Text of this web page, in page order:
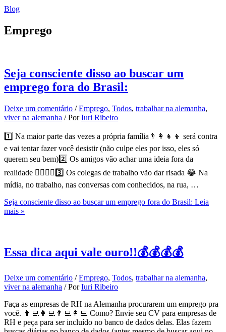
Blog
Emprego
Seja consciente disso ao buscar um
emprego fora do Brasil:
Deixe um comentário /Emprego, Todos, trabalhar na alemanha,
viver na alemanha / PorIuri Ribeiro
1️⃣ Na maior parte das vezes a própria família👨‍👩‍👧‍👦 será contra
e vai tentar fazer você desistir (não culpe eles por isso, eles só
querem seu bem)2️⃣ Os amigos vão achar uma ideia fora da
realidade 🤦‍♂️🤦‍♀️3️⃣ Os colegas de trabalho vão dar risada 😂 Na
mídia, no trabalho, nas conversas com conhecidos, na rua, …
Seja consciente disso ao buscar um emprego fora do Brasil: Leia
mais »
Essa dica aqui vale ouro!!💰💰💰💰
Deixe um comentário /Emprego, Todos, trabalhar na alemanha,
viver na alemanha / PorIuri Ribeiro
Faça as empresas de RH na Alemanha procurarem um emprego pra
você. 👨‍💻👩‍💻👨‍💻👩‍💻 Como? Envie seu CV para empresas de
RH e peça para ser incluído no banco de dados delas. Elas fazem